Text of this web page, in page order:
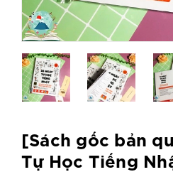
[Sách gốc bản
Tự Học Tiếng